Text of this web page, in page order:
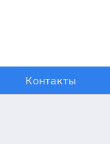
Контакты